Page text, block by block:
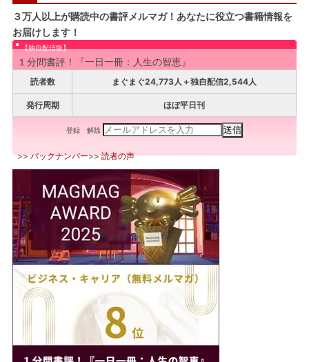
３万人以上が購読中の書評メルマガ！あなたに役立つ書籍情報を
お届けします！
【独自配信版】
１分間書評！『一日一冊：人生の智恵』
読者数 まぐまぐ24,773人＋独自配信2,544人
発行周期 ほぼ平日刊
登録 解除
>>バックナンバー>>読者の声